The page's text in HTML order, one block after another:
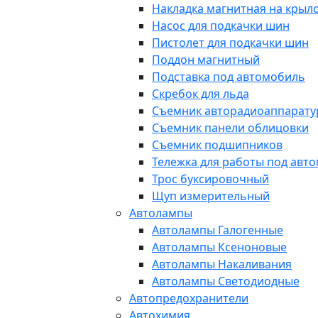
Накладка магнитная на
Насос для подкачки шин
Пистолет для подкачки шин
Поддон магнитный
Подставка под автомобиль
Скребок для льда
Съемник
Съемник панели облицовки
Съемник подшипников
Тележка для работы под
Трос буксировочный
Щуп измерительный
Автолампы
Автолампы Галогенные
Автолампы Ксеноновые
Автолампы Накаливания
Автолампы Светодиодные
Автопредохранители